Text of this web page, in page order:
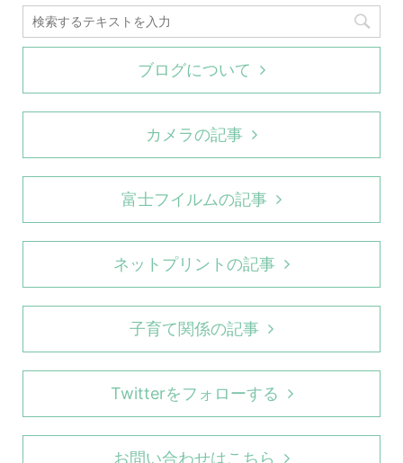
ブログについて
カメラの記事
富士フイルムの記事
ネットプリントの記事
子育て関係の記事
Twitterをフォローする
お問い合わせはこちら